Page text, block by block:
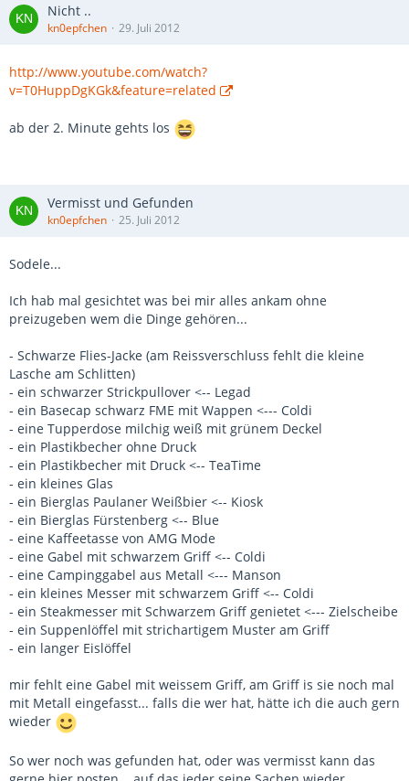
Nicht ..
kn0epfchen 29. Juli 2012
http://www.youtube.com/watch?
v=T0HuppDgKGk&feature=related
ab der 2. Minute gehts los
Vermisst und Gefunden
kn0epfchen 25. Juli 2012
Sodele...
Ich hab mal gesichtet was bei mir alles ankam ohne
preizugeben wem die Dinge gehören...
- Schwarze Flies-Jacke (am Reissverschluss fehlt die kleine
Lasche am Schlitten)
- ein schwarzer Strickpullover <-- Legad
- ein Basecap schwarz FME mit Wappen <--- Coldi
- eine Tupperdose milchig weiß mit grünem Deckel
- ein Plastikbecher ohne Druck
- ein Plastikbecher mit Druck <-- TeaTime
- ein kleines Glas
- ein Bierglas Paulaner Weißbier <-- Kiosk
- ein Bierglas Fürstenberg <-- Blue
- eine Kaffeetasse von AMG Mode
- eine Gabel mit schwarzem Griff <-- Coldi
- eine Campinggabel aus Metall <--- Manson
- ein kleines Messer mit schwarzem Griff <-- Coldi
- ein Steakmesser mit Schwarzem Griff genietet <--- Zielscheibe
- ein Suppenlöffel mit strichartigem Muster am Griff
- ein langer Eislöffel
mir fehlt eine Gabel mit weissem Griff, am Griff is sie noch mal
mit Metall eingefasst... falls die wer hat, hätte ich die auch gern
wieder
So wer noch was gefunden hat, oder was vermisst kann das